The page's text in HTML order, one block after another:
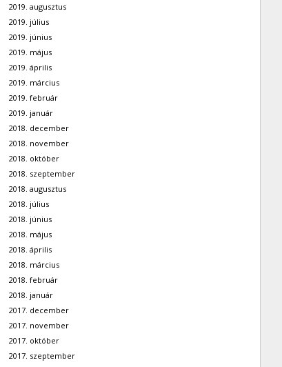
2019. augusztus
2019. július
2019. június
2019. május
2019. április
2019. március
2019. február
2019. január
2018. december
2018. november
2018. október
2018. szeptember
2018. augusztus
2018. július
2018. június
2018. május
2018. április
2018. március
2018. február
2018. január
2017. december
2017. november
2017. október
2017. szeptember